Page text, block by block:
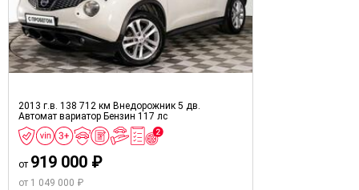
2013 г.в. 138 712 км Внедорожник 5 дв.
Автомат вариатор Бензин 117 лс
от 919 000 ₽
от 1 049 000 ₽